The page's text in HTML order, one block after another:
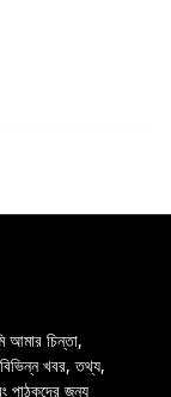
আমার চিন্তা,
খবর, তথ্য,
পাঠকদের জন্য